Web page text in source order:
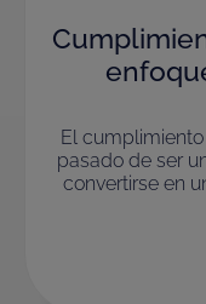
El cumplimiento
pasado de ser
convertirse en